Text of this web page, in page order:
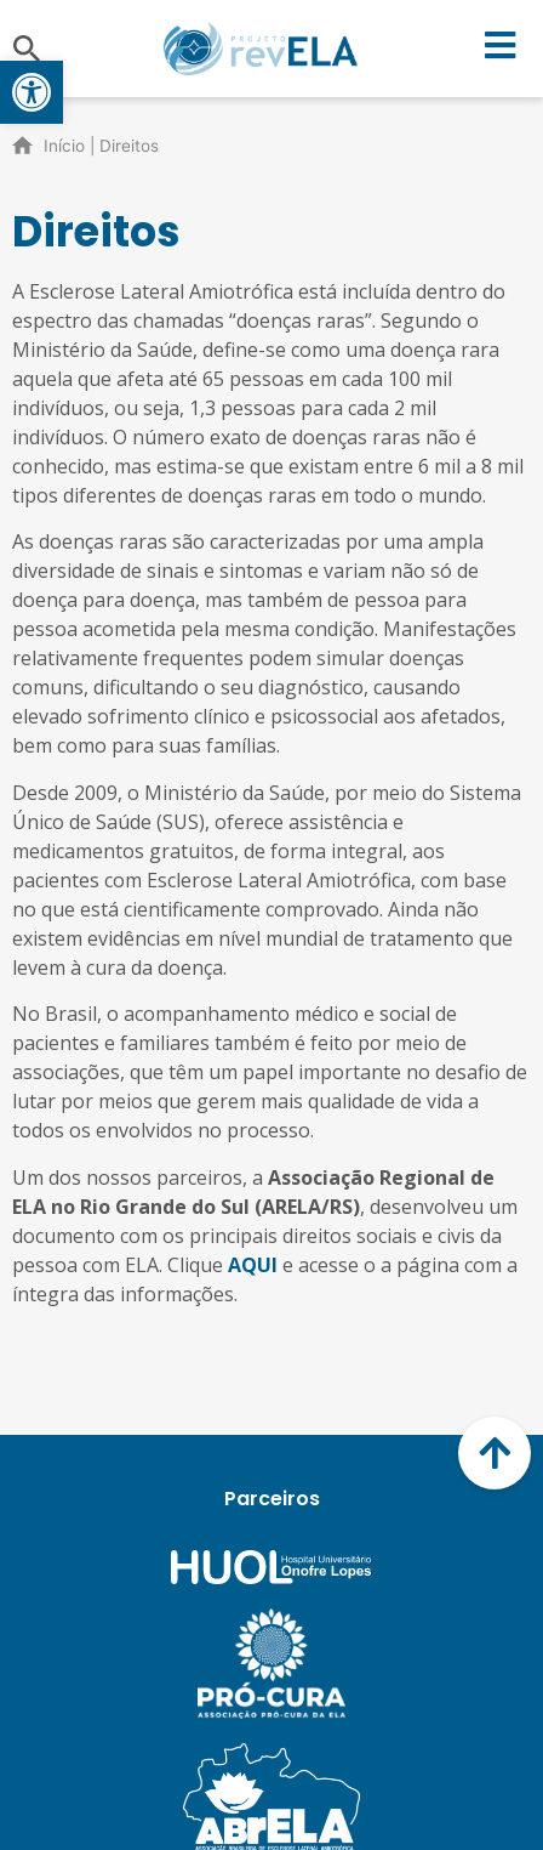
Open toolbar
Início Direitos
Direitos
A Esclerose Lateral Amiotrófica está incluída dentro do
espectro das chamadas “doenças raras”. Segundo o
Ministério da Saúde, define-se como uma doença rara
aquela que afeta até 65 pessoas em cada 100 mil
indivíduos, ou seja, 1,3 pessoas para cada 2 mil
indivíduos. O número exato de doenças raras não é
conhecido, mas estima-se que existam entre 6 mil a 8 mil
tipos diferentes de doenças raras em todo o mundo.
As doenças raras são caracterizadas por uma ampla
diversidade de sinais e sintomas e variam não só de
doença para doença, mas também de pessoa para
pessoa acometida pela mesma condição. Manifestações
relativamente frequentes podem simular doenças
comuns, dificultando o seu diagnóstico, causando
elevado sofrimento clínico e psicossocial aos afetados,
bem como para suas famílias.
Desde 2009, o Ministério da Saúde, por meio do Sistema
Único de Saúde (SUS), oferece assistência e
medicamentos gratuitos, de forma integral, aos
pacientes com Esclerose Lateral Amiotrófica, com base
no que está cientificamente comprovado. Ainda não
existem evidências em nível mundial de tratamento que
levem à cura da doença.
No Brasil, o acompanhamento médico e social de
pacientes e familiares também é feito por meio de
associações, que têm um papel importante no desafio de
lutar por meios que gerem mais qualidade de vida a
todos os envolvidos no processo.
Um dos nossos parceiros, a Associação Regional de
ELA no Rio Grande do Sul (ARELA/RS), desenvolveu um
documento com os principais direitos sociais e civis da
pessoa com ELA. Clique AQUI e acesse o a página com a
íntegra das informações.
Parceiros